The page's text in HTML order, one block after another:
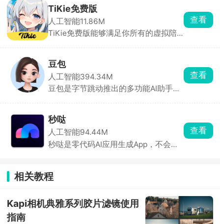
式，可哼唱转曲、改词翻唱，并自动生
成MV。系统接入DeepSeek大模型，零
门槛输出高质量音频，满足从业余到专
业用户的需求。
TiKie免费版
人工智能11.86M
TiKie免费版能够满足你所有的虚拟陪
角色都拥有独特的外貌、性格和聊天风
格，能根据设定与对话内容做出符合人
设的回应，代入感极强。聊天支持文
字、语音输入，也可直接选择AI生成的
查看
豆包
人工智能394.34M
豆包是字节跳动推出的多功能AI助手，
解用户问题，提供直击重点的答案。支
持语音输入与输出，提供多种音色选
择，甚至支持方言对话，拟人化程度
高，交流自然流畅。回答后主动推荐相
查看
秒哒
人工智能94.44M
秒哒是零代码AI应用生成App，不会写
览、改界面、打包发布。社区里有超多
别人做好的应用能直接玩，普通人也能
查看
相关教程
Kapi相机典雅系列胶片滤镜使用
指南